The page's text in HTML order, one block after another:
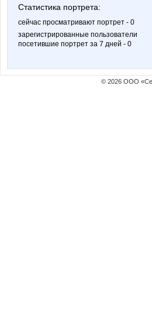
Статистика портрета:
сейчас просматривают портрет - 0
зарегистрированные пользователи
посетившие портрет за 7 дней - 0
© 2026 ООО